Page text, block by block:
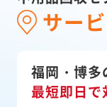
サー
福岡・博多
最短即日で